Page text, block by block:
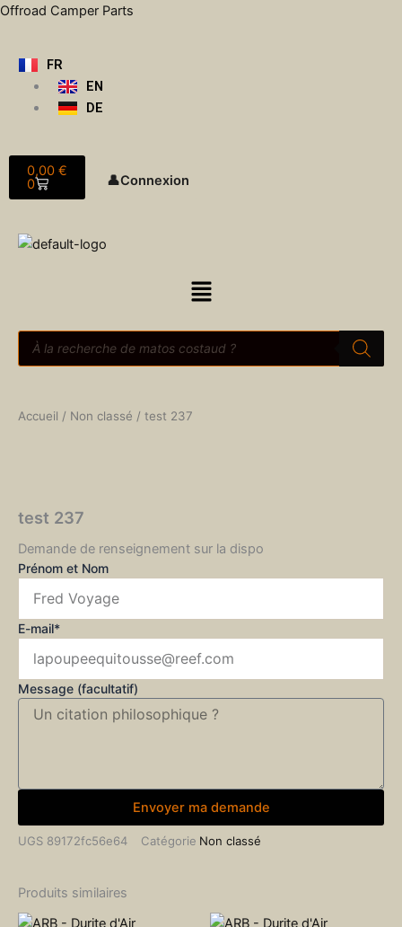
Aller
Offroad Camper Parts
FR
EN
DE
0,00 €
0
👤Connexion
Menu
Recherche
Accueil / Non classé / test 237
test 237
Demande de renseignement sur la dispo
Prénom et Nom
E-mail*
Message (facultatif)
Envoyer ma demande
UGS 89172fc56e64 Catégorie Non classé
Produits similaires